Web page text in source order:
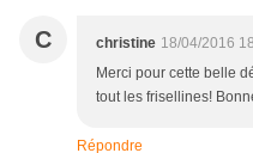
C christine 18/04/2016
Merci pour cette belle
tout les frisellines!
Répondre